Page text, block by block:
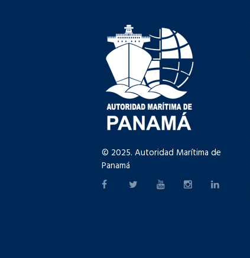
© 2025. Autoridad Marítima de
Panamá